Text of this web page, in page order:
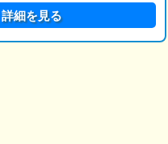
詳細を見る